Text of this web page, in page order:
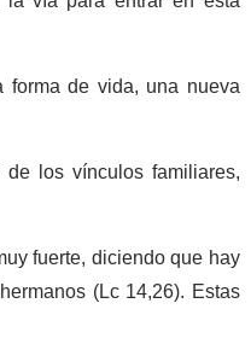
de vida, una nueva
los vínculos familiares,
fuerte, diciendo que hay
(Lc 14,26). Estas